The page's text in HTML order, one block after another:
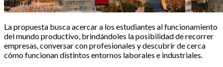
La propuesta busca acercar a los estudiantes al funcionamiento
del mundo productivo, brindándoles la posibilidad de recorrer
empresas, conversar con profesionales y descubrir de cerca
cómo funcionan distintos entornos laborales e industriales.